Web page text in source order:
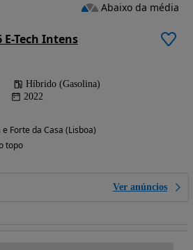
Tech Intens
Híbrido (Gasolina)
2022
Forte da Casa (Lisboa)
topo
Ver anúncios
Abaixo da média